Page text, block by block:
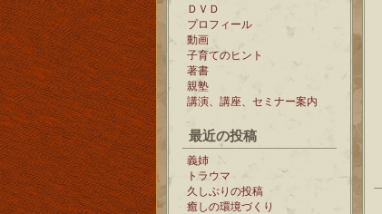
ＤＶＤ
プロフィール
動画
子育てのヒント
著書
親塾
講演、講座、セミナー案内
最近の投稿
義姉
トラウマ
久しぶりの投稿
癒しの環境づくり